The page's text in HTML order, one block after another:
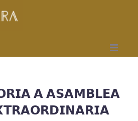
𝗔 𝗔𝗦𝗔𝗠𝗕𝗟𝗘𝗔